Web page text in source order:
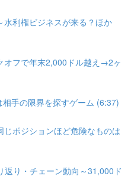
水利権ビジネスが来る？ほか
オフで年末2,000ドル越え→2ヶ
手の限界を探すゲーム (6:37)
ポジションほど危険なものは
返り・チェーン動向～31,000ド